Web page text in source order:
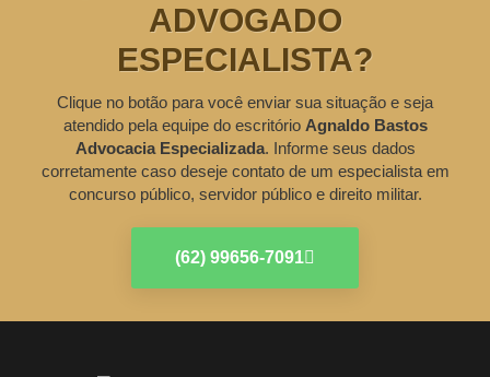
ADVOGADO
ESPECIALISTA?
Clique no botão para você enviar sua situação e seja
atendido pela equipe do escritório Agnaldo Bastos
Advocacia Especializada. Informe seus dados
corretamente caso deseje contato de um especialista em
concurso público, servidor público e direito militar.
(62) 99656-7091